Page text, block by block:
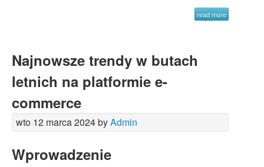
read more
Najnowsze trendy w butach
letnich na platformie e-
commerce
wto 12 marca 2024 byAdmin
Wprowadzenie